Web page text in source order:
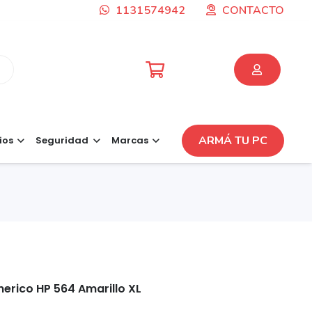
1131574942 CONTACTO
Seguridad Marcas ARMÁ TU PC
HP 564 Amarillo XL